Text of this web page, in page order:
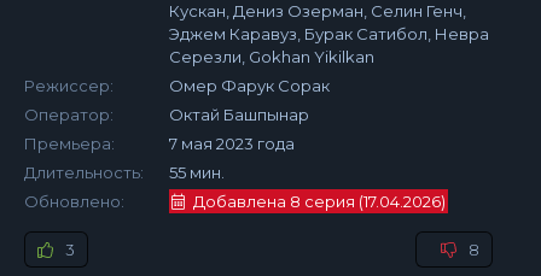
Кускан, Дениз Озерман, Селин Генч,
Эджем Каравуз, Бурак Сатибол, Невра
Серезли, Gokhan Yikilkan
Режиссер:
Омер Фарук Сорак
Оператор:
Октай Башпынар
Премьера:
7 мая 2023 года
Длительность:
55 мин.
Обновлено:
Добавлена 8 серия (17.04.2026)
3 8